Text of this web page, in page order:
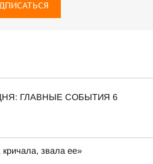
ГЛАВНЫЕ СОБЫТИЯ 6
звала ее»